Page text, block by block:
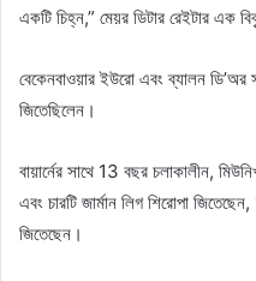
একটি চিহ্ন,” মেয়র ডিটার রেইটার এক
বেকেনবাওয়ার ইউরো এবং ব্যালন
জিতেছিলেন।
বায়ার্নের সাথে 13 বছর চলাকালীন,
এবং চারটি জার্মান লিগ শিরোপা
জিতেছেন।